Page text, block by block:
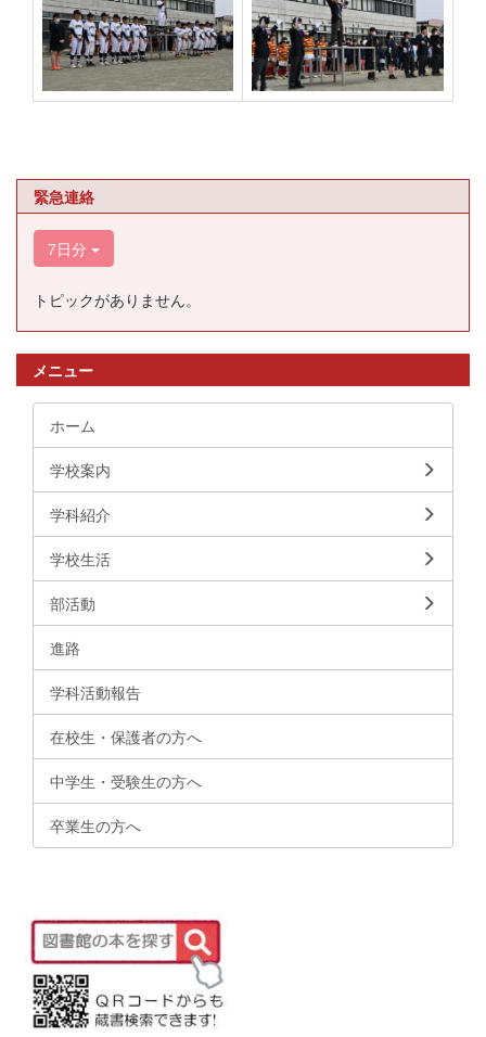
緊急連絡
7日分
トピックがありません。
メニュー
ホーム
学校案内
学科紹介
学校生活
部活動
進路
学科活動報告
在校生・保護者の方へ
中学生・受験生の方へ
卒業生の方へ